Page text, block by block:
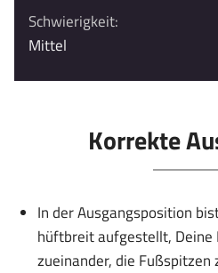
Schwierigkeit:
Mittel
Korrekte
In der Ausgangsposition
hüftbreit aufgestellt, Deine
zueinander, die Fußspitzen